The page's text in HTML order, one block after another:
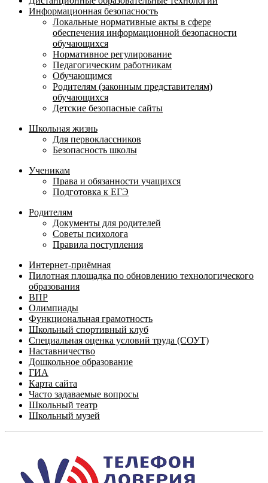
Информационная безопасность
Локальные нормативные акты в сфере
обеспечения информационной безопасности
обучающихся
Нормативное регулирование
Педагогическим работникам
Обучающимся
Родителям (законным представителям)
обучающихся
Детские безопасные сайты
Школьная жизнь
Для первоклассников
Безопасность школы
Ученикам
Права и обязанности учащихся
Подготовка к ЕГЭ
Родителям
Документы для родителей
Советы психолога
Правила поступления
Интернет-приёмная
Пилотная площадка по обновлению технологического
образования
ВПР
Олимпиады
Функциональная грамотность
Школьный спортивный клуб
Специальная оценка условий труда (СОУТ)
Наставничество
Дошкольное образование
ГИА
Карта сайта
Часто задаваемые вопросы
Школьный театр
Школьный музей